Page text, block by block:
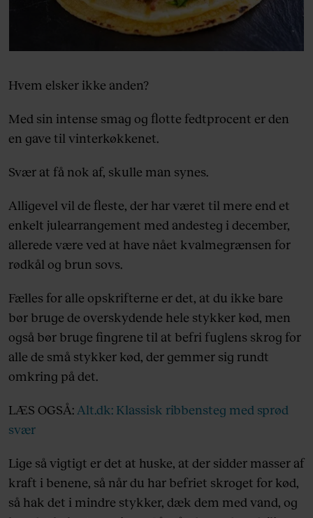
Hvem elsker ikke anden?
Med sin intense smag og flotte fedtprocent er den
en gave til vinterkøkkenet.
Svær at få nok af, skulle man synes.
Alligevel vil de fleste, der har været til mere end et
enkelt julearrangement med andesteg i december,
allerede være ved at have nået kvalmegrænsen for
rødkål og brun sovs.
Fælles for alle opskrifterne er det, at du ikke bare
bør bruge de overskydende hele stykker kød, men
også bør bruge fingrene til at befri fuglens skrog for
alle de små stykker kød, der gemmer sig rundt
omkring på det.
LÆS OGSÅ: Alt.dk: Klassisk ribbensteg med sprød
svær
Lige så vigtigt er det at huske, at der sidder masser af
kraft i benene, så når du har befriet skroget for kød,
så hak det i mindre stykker, dæk dem med vand, og